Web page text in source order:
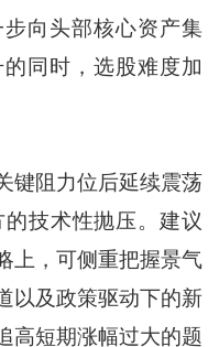
向头部核心资产集
同时，选股难度加
阻力位后延续震荡
技术性抛压。建议
上，可侧重把握景气
以及政策驱动下的新
高短期涨幅过大的题